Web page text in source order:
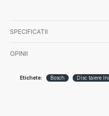
SPECIFICATII
OPINII
Etichete: Bosch Disc taiere